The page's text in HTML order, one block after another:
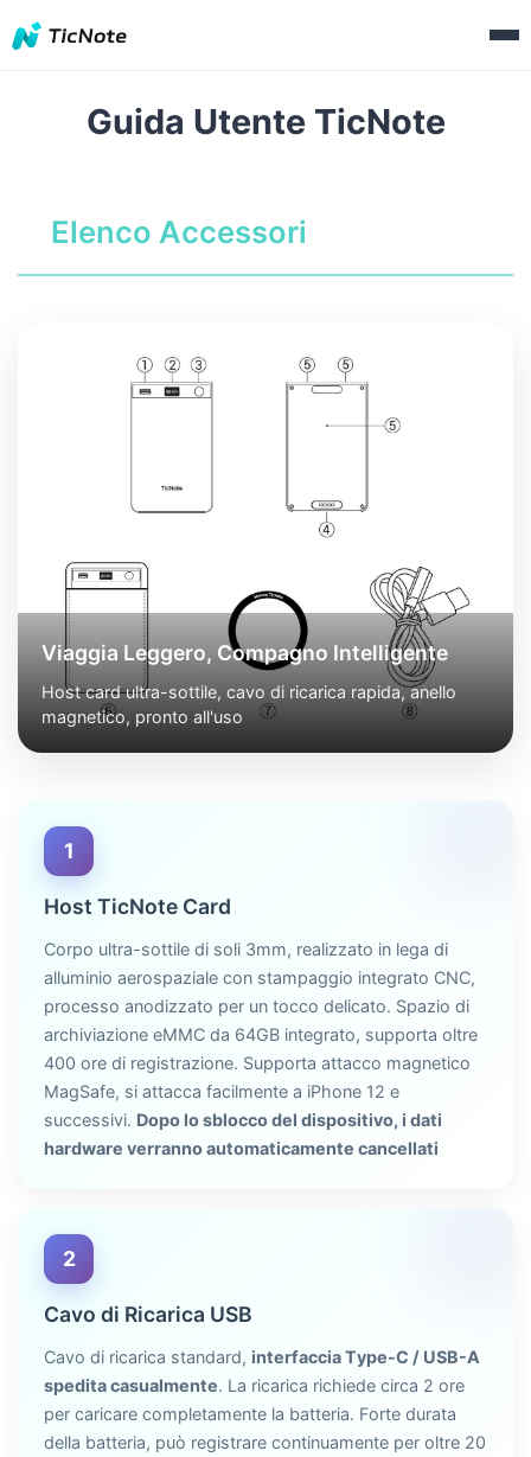
Guida Utente TicNote
Elenco Accessori
Viaggia Leggero, Compagno Intelligente
Host card ultra-sottile, cavo di ricarica rapida, anello
magnetico, pronto all'uso
1
Host TicNote Card
Corpo ultra-sottile di soli 3mm, realizzato in lega di
alluminio aerospaziale con stampaggio integrato CNC,
processo anodizzato per un tocco delicato. Spazio di
archiviazione eMMC da 64GB integrato, supporta oltre
400 ore di registrazione. Supporta attacco magnetico
MagSafe, si attacca facilmente a iPhone 12 e
successivi. Dopo lo sblocco del dispositivo, i dati
hardware verranno automaticamente cancellati
2
Cavo di Ricarica USB
Cavo di ricarica standard, interfaccia Type-C / USB-A
spedita casualmente. La ricarica richiede circa 2 ore
per caricare completamente la batteria. Forte durata
della batteria, può registrare continuamente per oltre 20